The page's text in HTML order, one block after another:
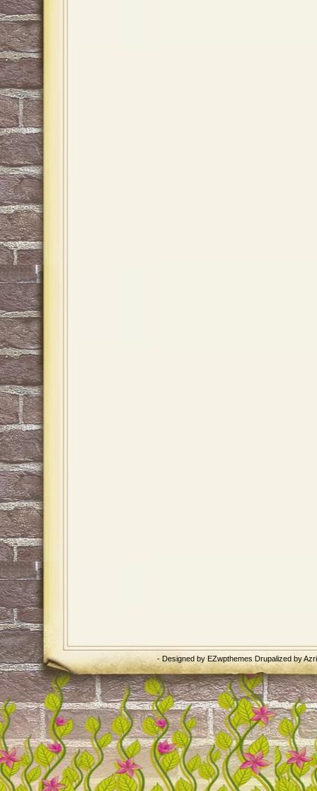
- Designed byEZwpthemesDrupalized by